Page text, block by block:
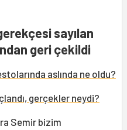
sayılan
geri çekildi
aslında ne oldu?
gerçekler neydi?
Semir bizim